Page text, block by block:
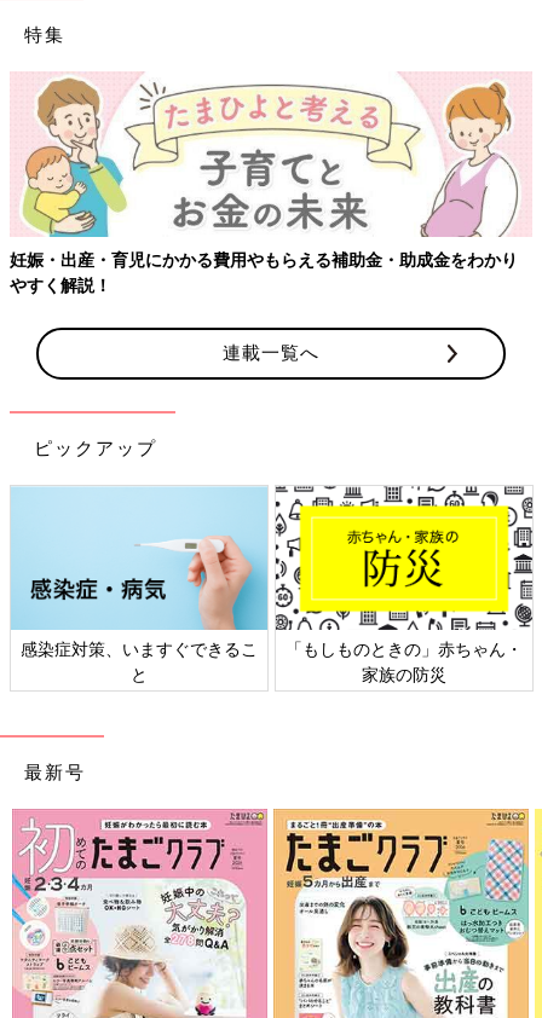
特集
金をわかり
【ワクチン接種できるものも】妊婦の感染症対策、知
連載一覧へ
ピックアップ
」赤ちゃん・
日本外来小児科学会リーフレッ
六星占術 細木か
最新号